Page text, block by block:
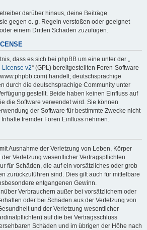
darüber hinaus, deine Beiträge
gegen o. g. Regeln verstoßen oder geeignet
einem Dritten Schaden zuzufügen.
dass es sich bei phpBB um eine unter der „
License v2“ (GPL) bereitgestellten Foren-Software
handelt; deutschsprachige
durch die deutschsprachige Community unter
gestellt. Beide haben keinen Einfluss auf
die Software verwendet wird. Sie können
der Software für bestimmte Zwecke nicht
fremder Foren Einfluss nehmen.
Ausnahme der Verletzung von Leben, Körper
Verletzung wesentlicher Vertragspflichten
für Schäden, die auf ein vorsätzliches oder grob
zurückzuführen sind. Dies gilt auch für mittelbare
entgangenen Gewinn.
Verbrauchern außer bei vorsätzlichem oder
oder bei Schäden aus der Verletzung von
und der Verletzung wesentlicher
auf die bei Vertragsschluss
Schäden und im übrigen der Höhe nach